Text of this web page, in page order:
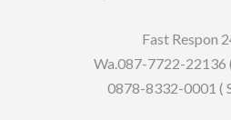
Fast Respon
Wa.087-7722-22136
0878-8332-0001 (